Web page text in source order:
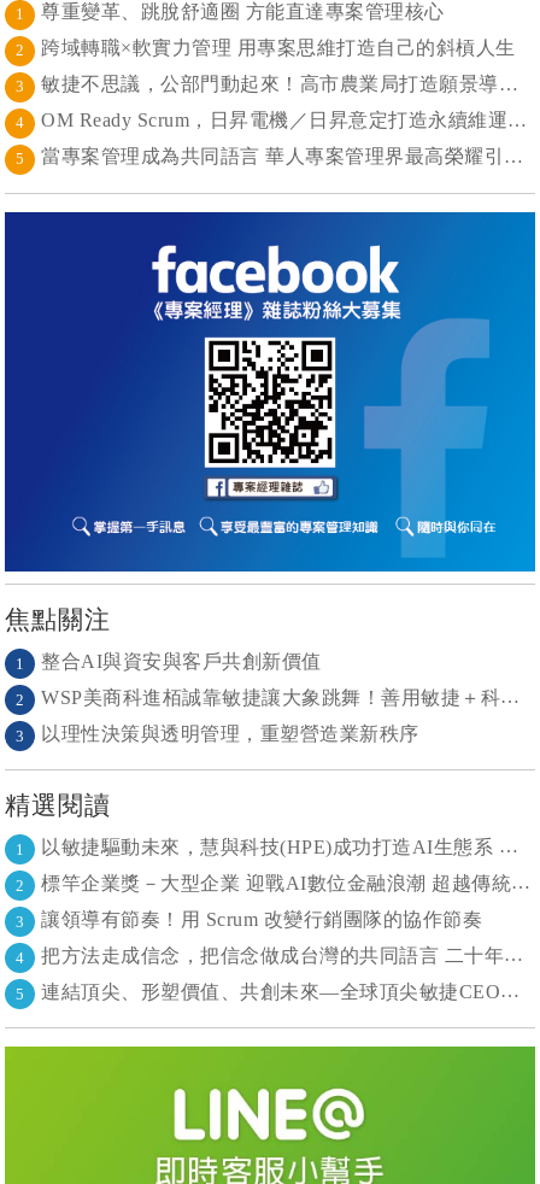
1 尊重變革、跳脫舒適圈 方能直達專案管理核心
2 跨域轉職×軟實力管理 用專案思維打造自己的斜槓人生
3 敏捷不思議，公部門動起來！高市農業局打造願景導向的社區敏捷自組織
4 OM Ready Scrum，日昇電機／日昇意定打造永續維運新典範
5 當專案管理成為共同語言 華人專案管理界最高榮耀引領的變革時代
焦點關注
1 整合AI與資安與客戶共創新價值
2 WSP美商科進栢誠靠敏捷讓大象跳舞！善用敏捷＋科技力， 大型工程也能快速迭代
3 以理性決策與透明管理，重塑營造業新秩序
精選閱讀
1 以敏捷驅動未來，慧與科技(HPE)成功打造AI生態系 大型敏捷(LeSS)海納百川，讓複雜變簡單
2 標竿企業獎－大型企業 迎戰AI數位金融浪潮 超越傳統的組織再定義
3 讓領導有節奏！用 Scrum 改變行銷團隊的協作節奏
4 把方法走成信念，把信念做成台灣的共同語言 二十年志業，陪伴台灣走過專案管理與敏捷轉型
5 連結頂尖、形塑價值、共創未來—全球頂尖敏捷CEO聯誼會成立